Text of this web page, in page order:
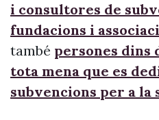
i consultores de
fundacions i
també persones dins
tota mena que es
subvencions per a la